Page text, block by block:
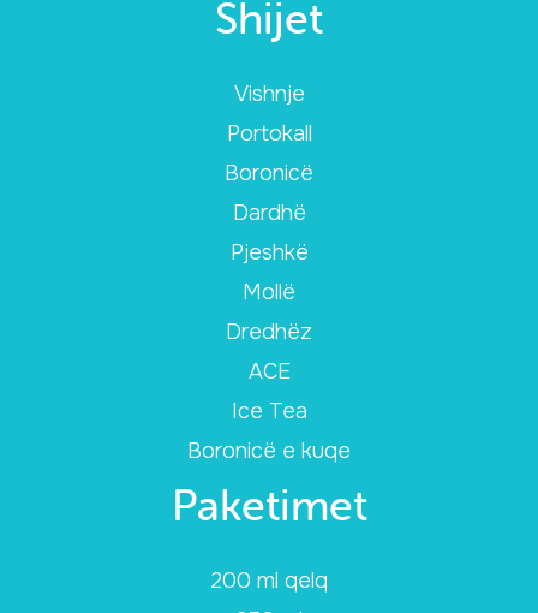
Shijet
Vishnje
Portokall
Boronicë
Dardhë
Pjeshkë
Mollë
Dredhëz
ACE
Ice Tea
Boronicë e kuqe
Paketimet
200 ml qelq